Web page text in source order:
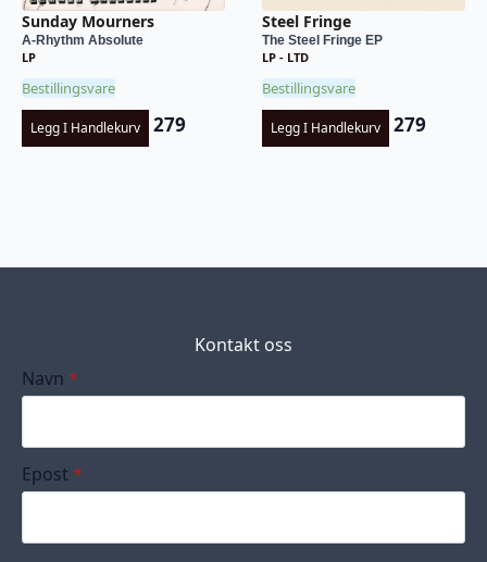
Sunday Mourners
A-Rhythm Absolute
LP
Bestillingsvare
Legg I Handlekurv 279
Steel Fringe
The Steel Fringe EP
LP - LTD
Bestillingsvare
Legg I Handlekurv 279
Kontakt oss
Navn *
Epost *